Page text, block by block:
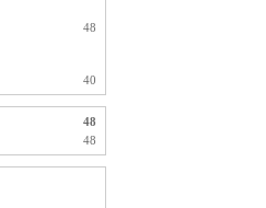
48
40
48
48